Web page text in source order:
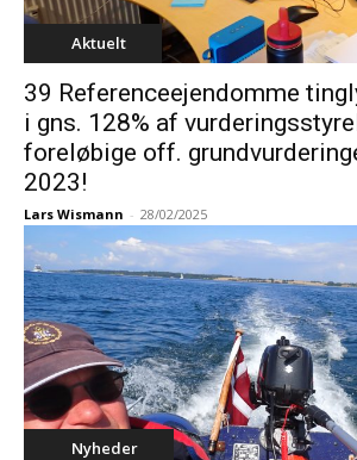
Aktuelt
39 Referenceejendomme
i gns. 128% af
foreløbige off.
2023!
Lars Wismann - 28/02/2025
Nyheder